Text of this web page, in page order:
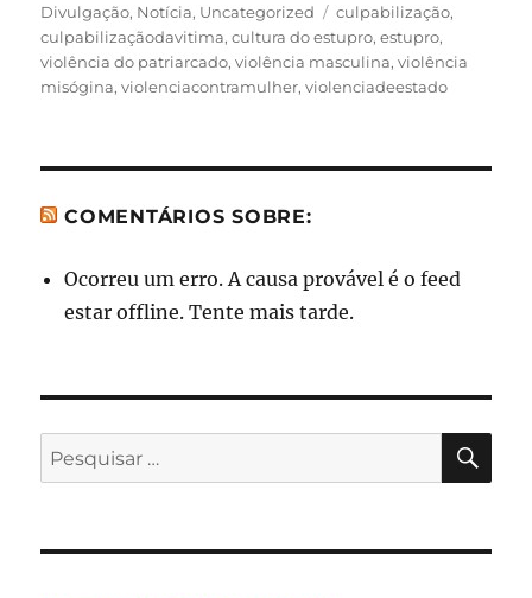
em
Divulgação, Notícia, Uncategorized Tags
culpabilização,
culpabilizaçãodavitima,cultura do estupro,estupro,
violência do patriarcado,violência masculina,violência
misógina,violenciacontramulher,violenciadeestado
COMENTÁRIOS SOBRE:
Ocorreu um erro. A causa provável é o feed
estar offline. Tente mais tarde.
Pesquisar
por: